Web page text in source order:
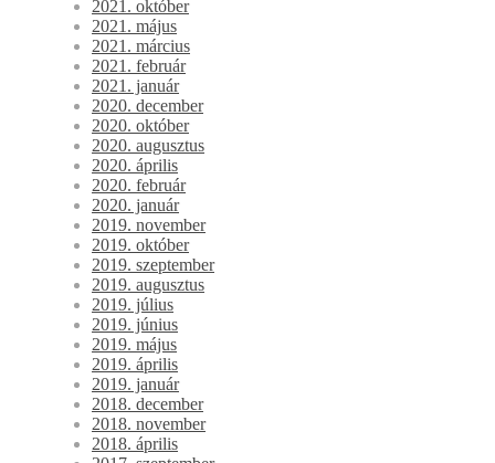
2021. október
2021. május
2021. március
2021. február
2021. január
2020. december
2020. október
2020. augusztus
2020. április
2020. február
2020. január
2019. november
2019. október
2019. szeptember
2019. augusztus
2019. július
2019. június
2019. május
2019. április
2019. január
2018. december
2018. november
2018. április